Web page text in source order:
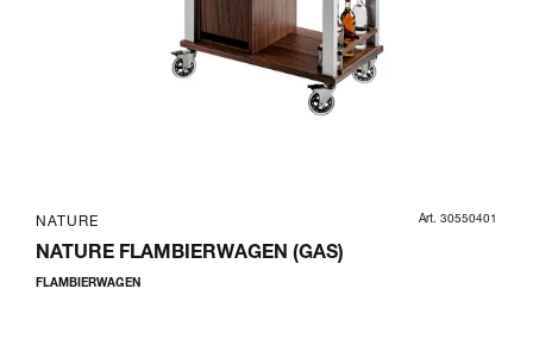
NATURE Art. 30550401
NATURE FLAMBIERWAGEN (GAS)
FLAMBIERWAGEN